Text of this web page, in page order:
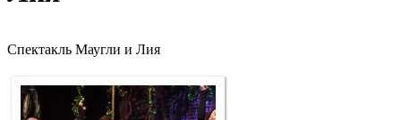
Спектакль Маугли и Лия